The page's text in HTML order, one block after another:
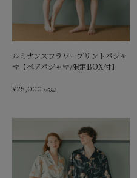
ルミナンスフラワープリントパジャ
マ【ペアパジャマ/限定BOX付】
¥25,000 （税込）